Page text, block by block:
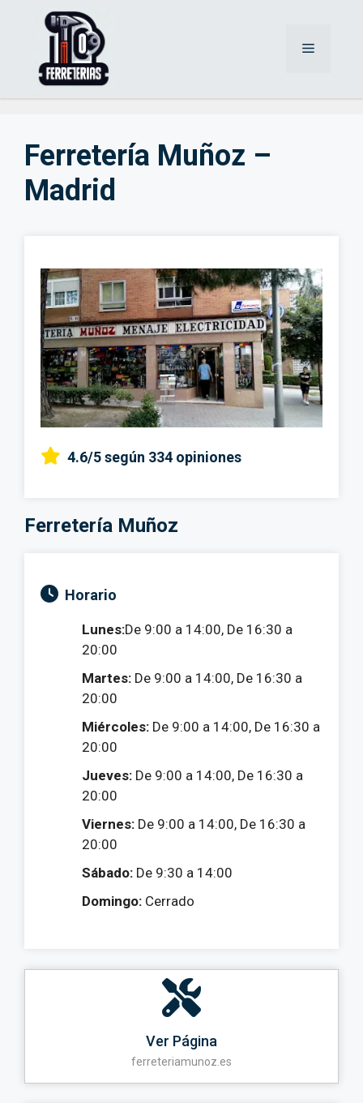
Menú
Ferretería Muñoz –
Madrid
4.6/5según 334 opiniones
Ferretería Muñoz
Horario
Lunes:De 9:00 a 14:00, De 16:30 a
20:00
Martes: De 9:00 a 14:00, De 16:30 a
20:00
Miércoles: De 9:00 a 14:00, De 16:30 a
20:00
Jueves: De 9:00 a 14:00, De 16:30 a
20:00
Viernes: De 9:00 a 14:00, De 16:30 a
20:00
Sábado: De 9:30 a 14:00
Domingo: Cerrado
Ver Página
ferreteriamunoz.es